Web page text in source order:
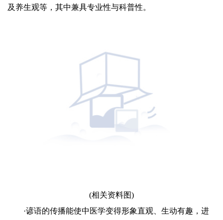
及养生观等，其中兼具专业性与科普性。
(相关资料图)
·谚语的传播能使中医学变得形象直观、生动有趣，进